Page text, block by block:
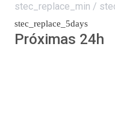
stec_replace_min /
stec_replace_5days
Próximas 24h